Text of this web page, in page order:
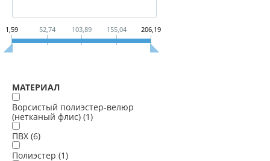
1,59 52,74 103,89 155,04 206,19
МАТЕРИАЛ
Ворсистый полиэстер-велюр
(нетканый флис) (1)
ПВХ (6)
Полиэстер (1)